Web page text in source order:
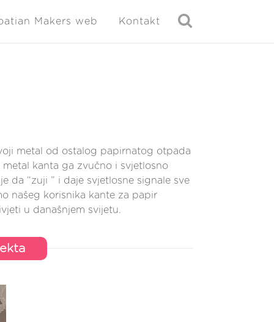
Makers web Kontakt
metal od ostalog papirnatog otpada
kanta ga zvučno i svjetlosno
da “zuji ” i daje svjetlosne signale sve
našeg korisnika kante za papir
u današnjem svijetu.